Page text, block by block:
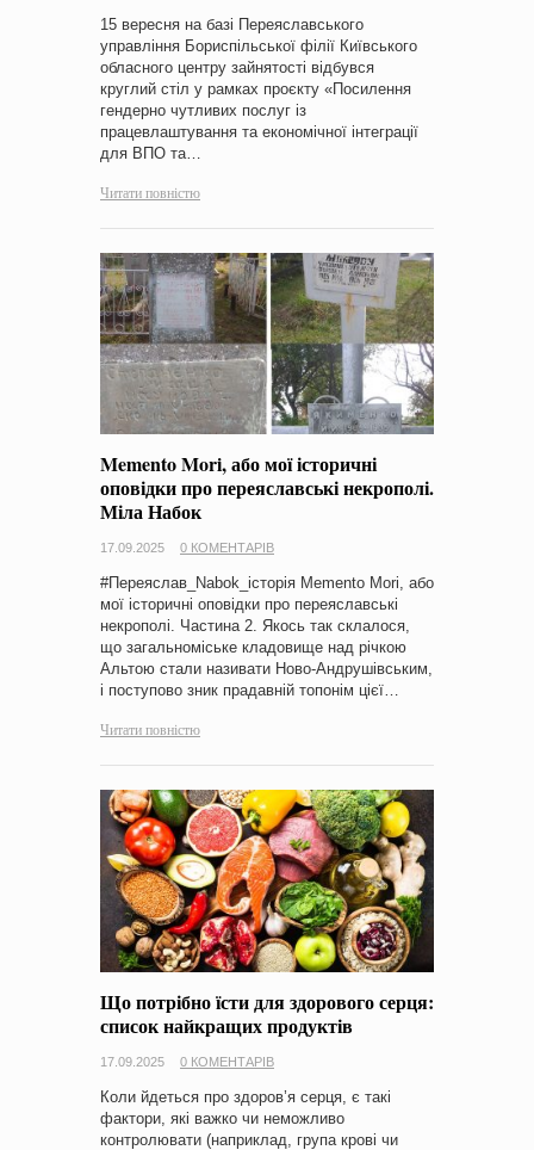
15 вересня на базі Переяславського
управління Бориспільської філії Київського
обласного центру зайнятості відбувся
круглий стіл у рамках проєкту «Посилення
гендерно чутливих послуг із
працевлаштування та економічної інтеграції
для ВПО та…
Читати повністю
Memento Mori, або мої історичні
оповідки про переяславські некрополі.
Міла Набок
17.09.2025 0 КОМЕНТАРІВ
#Переяслав_Nabok_історія Memento Mori, або
мої історичні оповідки про переяславські
некрополі. Частина 2. Якось так склалося,
що загальноміське кладовище над річкою
Альтою стали називати Ново-Андрушівським,
і поступово зник прадавній топонім цієї…
Читати повністю
Що потрібно їсти для здорового серця:
список найкращих продуктів
17.09.2025 0 КОМЕНТАРІВ
Коли йдеться про здоров’я серця, є такі
фактори, які важко чи неможливо
контролювати (наприклад, група крові чи